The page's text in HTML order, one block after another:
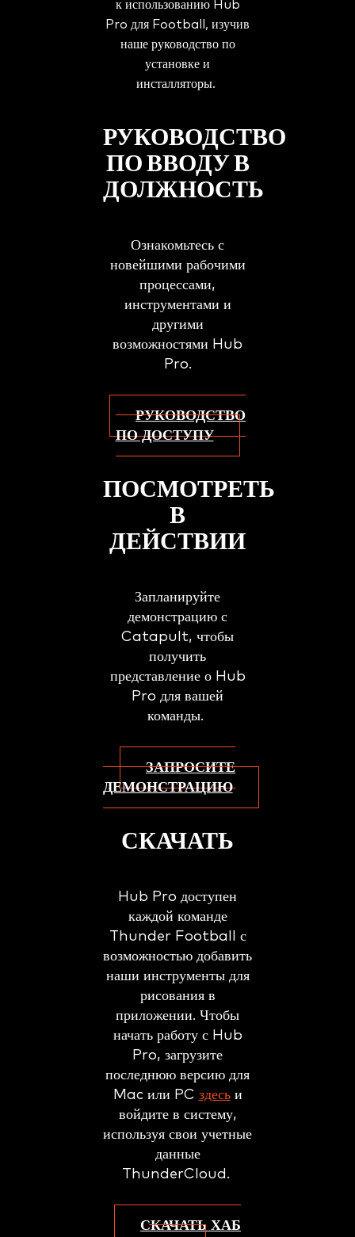
к использованию Hub
Pro для Football, изучив
наше руководство по
установке и
инсталляторы.
РУКОВОДСТВО
ПО ВВОДУ В
ДОЛЖНОСТЬ
Ознакомьтесь с
новейшими рабочими
процессами,
инструментами и
другими
возможностями Hub
Pro.
РУКОВОДСТВО
ПО ДОСТУПУ
ПОСМОТРЕТЬ
В
ДЕЙСТВИИ
Запланируйте
демонстрацию с
Catapult, чтобы
получить
представление о Hub
Pro для вашей
команды.
ЗАПРОСИТЕ
ДЕМОНСТРАЦИЮ
СКАЧАТЬ
Hub Pro доступен
каждой команде
Thunder Football с
возможностью добавить
наши инструменты для
рисования в
приложении. Чтобы
начать работу с Hub
Pro, загрузите
последнюю версию для
Mac или PC здесьи
войдите в систему,
используя свои учетные
данные
ThunderCloud.
СКАЧАТЬ ХАБ